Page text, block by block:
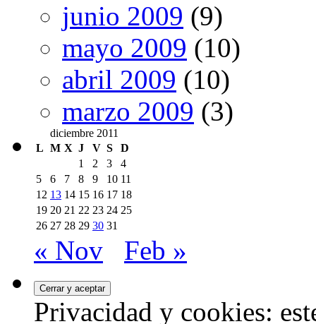
junio 2009 (9)
mayo 2009 (10)
abril 2009 (10)
marzo 2009 (3)
diciembre 2011
L M X J V S
D
1
2 3
4
5
6 7 8 9 10 11
12 13 14 15 16 17 18
19 20 21 22 23 24 25
26 27 28 29 30 31
« Nov Feb »
Privacidad y cookies: